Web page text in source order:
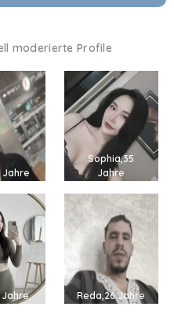
moderierte Profile
Jahre
Sophia,35
Jahre
Jahre Reda,26 Jahre